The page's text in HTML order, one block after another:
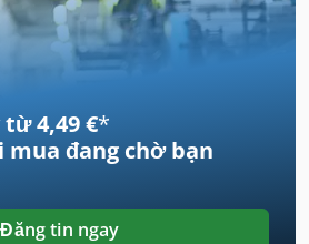
4,49 €*
mua đang chờ bạn
Đăng tin ngay